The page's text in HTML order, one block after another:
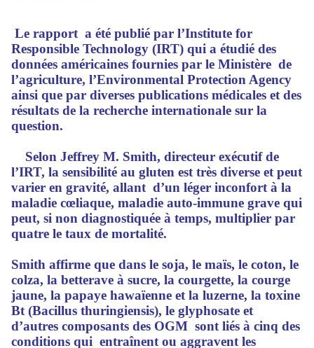
Le rapport a été publié par l’Institute for
Responsible Technology (IRT) qui a étudié des
données américaines fournies par le Ministère de
l’agriculture, l’Environmental Protection Agency
ainsi que par diverses publications médicales et des
résultats de la recherche internationale sur la
question.
Selon Jeffrey M. Smith, directeur exécutif de
l’IRT, la sensibilité au gluten est très diverse et peut
varier en gravité, allant d’un léger inconfort à la
maladie cœliaque, maladie auto-immune grave qui
peut, si non diagnostiquée à temps, multiplier par
quatre le taux de mortalité.
Smith affirme que dans le soja, le maïs, le coton, le
colza, la betterave à sucre, la courgette, la courge
jaune, la papaye hawaïenne et la luzerne, la toxine
Bt (Bacillus thuringiensis), le glyphosate et
d’autres composants des OGM sont liés à cinq des
conditions qui entraînent ou aggravent les